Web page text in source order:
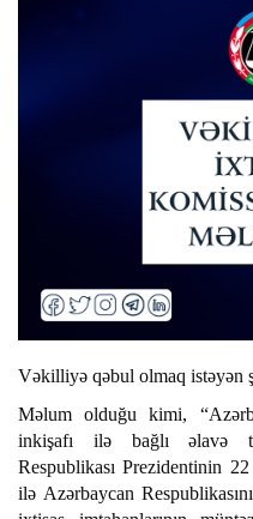
Vəkilliyə qəbul olmaq istəyən
Məlum olduğu kimi,
inkişafı ilə bağlı əlavə
Respublikası Prezidentinin
ilə Azərbaycan